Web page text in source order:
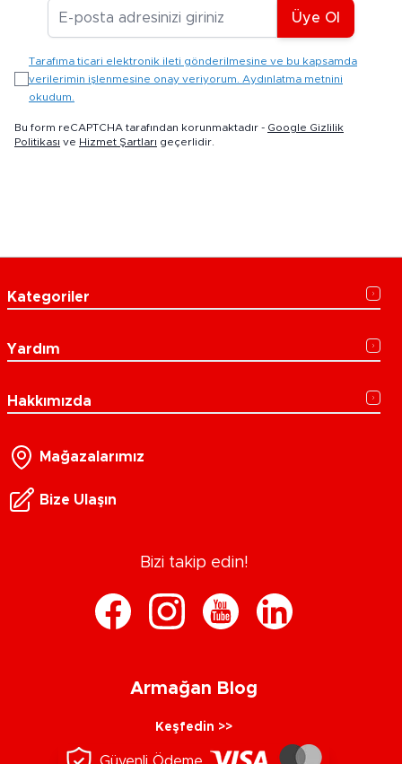
E-posta Adresiniz
Üye Ol
Tarafıma ticari elektronik ileti gönderilmesine ve bu kapsamda
verilerimin işlenmesine onay veriyorum. Aydınlatma metnini
okudum.
Bu form reCAPTCHA tarafından korunmaktadır - Google Gizlilik
Politikası ve Hizmet Şartları geçerlidir.
Kategoriler
Yardım
Hakkımızda
Mağazalarımız
Bize Ulaşın
Bizi takip edin!
Armağan Blog
Keşfedin >>